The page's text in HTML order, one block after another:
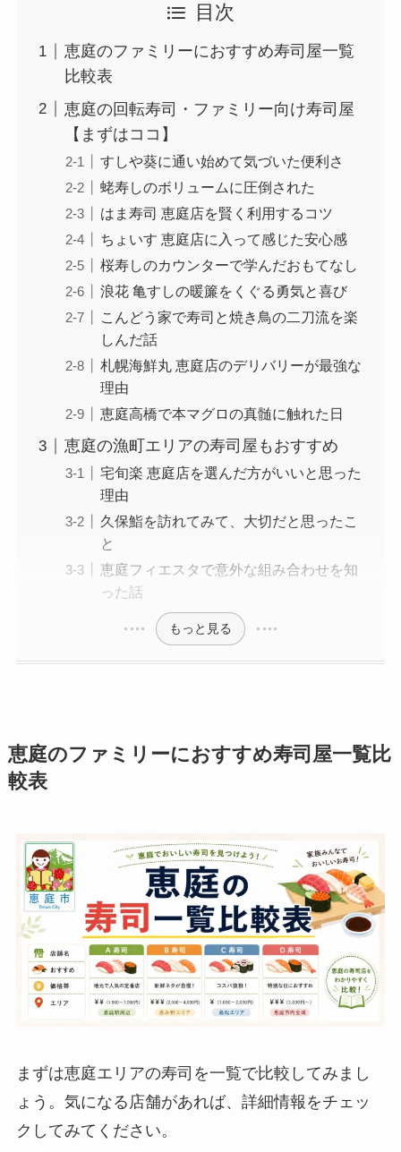
目次
恵庭のファミリーにおすすめ寿司屋一覧
比較表
恵庭の回転寿司・ファミリー向け寿司屋
【まずはココ】
すしや葵に通い始めて気づいた便利さ
蛯寿しのボリュームに圧倒された
はま寿司 恵庭店を賢く利用するコツ
ちょいす 恵庭店に入って感じた安心感
桜寿しのカウンターで学んだおもてなし
浪花 亀すしの暖簾をくぐる勇気と喜び
こんどう家で寿司と焼き鳥の二刀流を楽
しんだ話
札幌海鮮丸 恵庭店のデリバリーが最強な
理由
恵庭高橋で本マグロの真髄に触れた日
恵庭の漁町エリアの寿司屋もおすすめ
宅旬楽 恵庭店を選んだ方がいいと思った
理由
久保鮨を訪れてみて、大切だと思ったこ
と
恵庭フィエスタで意外な組み合わせを知
った話
もっと見る
恵庭のファミリーにおすすめ寿司屋一覧比
較表
まずは恵庭エリアの寿司を一覧で比較してみまし
ょう。気になる店舗があれば、詳細情報をチェッ
クしてみてください。